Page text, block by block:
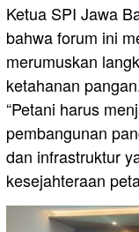
Ketua SPI Jawa
bahwa forum ini
merumuskan
ketahanan
“Petani harus
pembangunan
dan infrastruktur
kesejahteraan